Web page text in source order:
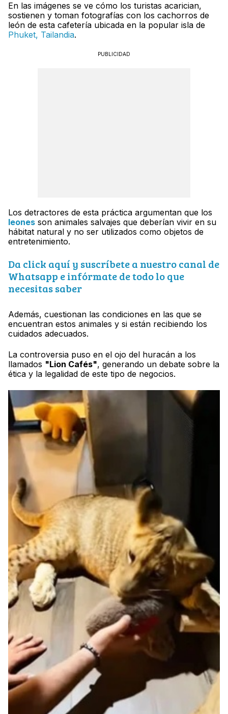
En las imágenes se ve cómo los turistas acarician,
sostienen y toman fotografías con los cachorros de
león de esta cafetería ubicada en la popular isla de
Phuket, Tailandia.
PUBLICIDAD
Los detractores de esta práctica argumentan que los
leones son animales salvajes que deberían vivir en su
hábitat natural y no ser utilizados como objetos de
entretenimiento.
Da click aquí y suscríbete a nuestro canal de
Whatsapp e infórmate de todo lo que
necesitas saber
Además, cuestionan las condiciones en las que se
encuentran estos animales y si están recibiendo los
cuidados adecuados.
La controversia puso en el ojo del huracán a los
llamados "Lion Cafés", generando un debate sobre la
ética y la legalidad de este tipo de negocios.